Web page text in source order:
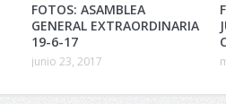
FOTOS: ASAMBLEA
GENERAL EXTRAORDINARIA
19-6-17
junio 23, 2017